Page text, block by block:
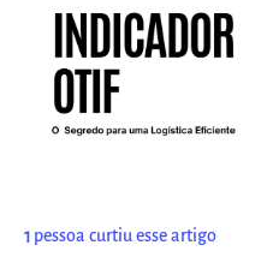
1 pessoa curtiu esse artigo